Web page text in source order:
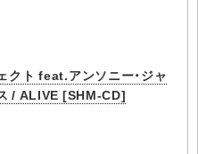
クト feat.アンソニー・ジャ
/ ALIVE [SHM-CD]